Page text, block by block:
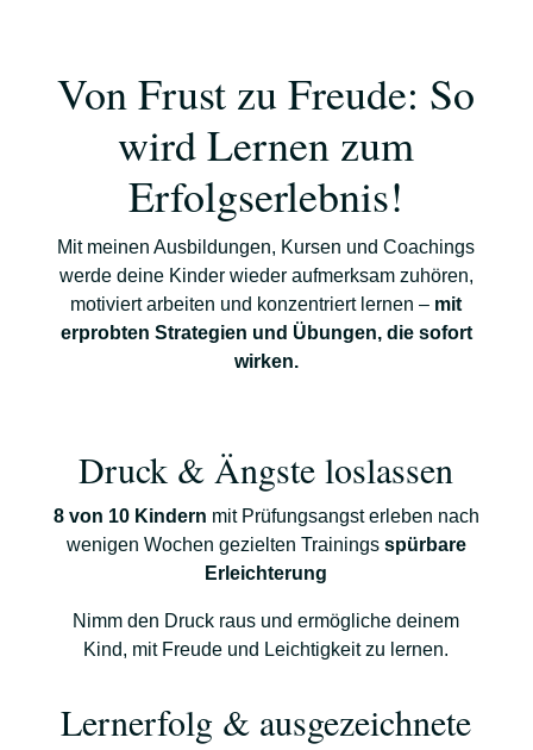
Von Frust zu Freude: So
wird Lernen zum
Erfolgserlebnis!
Mit meinen Ausbildungen, Kursen und Coachings
werde deine Kinder wieder aufmerksam zuhören,
motiviert arbeiten und konzentriert lernen – mit
erprobten Strategien und Übungen, die sofort
wirken.
Druck & Ängste loslassen
8 von 10 Kindern mit Prüfungsangst erleben nach
wenigen Wochen gezielten Trainings spürbare
Erleichterung
Nimm den Druck raus und ermögliche deinem
Kind, mit Freude und Leichtigkeit zu lernen.
Lernerfolg & ausgezeichnete